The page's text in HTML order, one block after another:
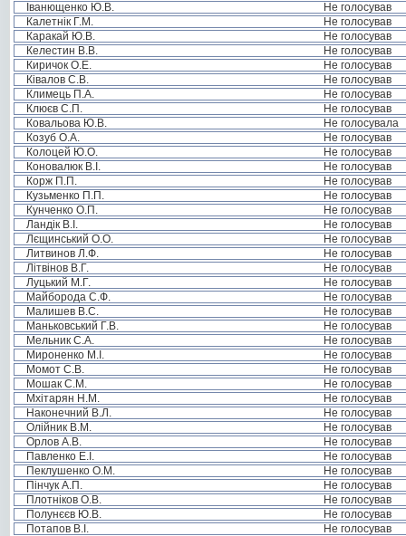
Іванющенко Ю.В.
Не голосував
Калетнік Г.М.
Не голосував
Каракай Ю.В.
Не голосував
Келестин В.В.
Не голосував
Киричок О.Е.
Не голосував
Ківалов С.В.
Не голосував
Климець П.А.
Не голосував
Клюєв С.П.
Не голосував
Ковальова Ю.В.
Не голосувала
Козуб О.А.
Не голосував
Колоцей Ю.О.
Не голосував
Коновалюк В.І.
Не голосував
Корж П.П.
Не голосував
Кузьменко П.П.
Не голосував
Кунченко О.П.
Не голосував
Ландік В.І.
Не голосував
Лєщинський О.О.
Не голосував
Литвинов Л.Ф.
Не голосував
Літвінов В.Г.
Не голосував
Луцький М.Г.
Не голосував
Майборода С.Ф.
Не голосував
Малишев В.С.
Не голосував
Маньковський Г.В.
Не голосував
Мельник С.А.
Не голосував
Мироненко М.І.
Не голосував
Момот С.В.
Не голосував
Мошак С.М.
Не голосував
Мхітарян Н.М.
Не голосував
Наконечний В.Л.
Не голосував
Олійник В.М.
Не голосував
Орлов А.В.
Не голосував
Павленко Е.І.
Не голосував
Пеклушенко О.М.
Не голосував
Пінчук А.П.
Не голосував
Плотніков О.В.
Не голосував
Полунєєв Ю.В.
Не голосував
Потапов В.І.
Не голосував